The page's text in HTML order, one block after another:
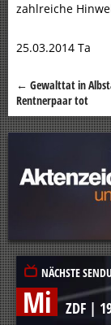
zahlreiche
25.03.2014 Ta
← Gewalttat in
Rentnerpaar tot
NÄCHSTE
Mi ZDF |